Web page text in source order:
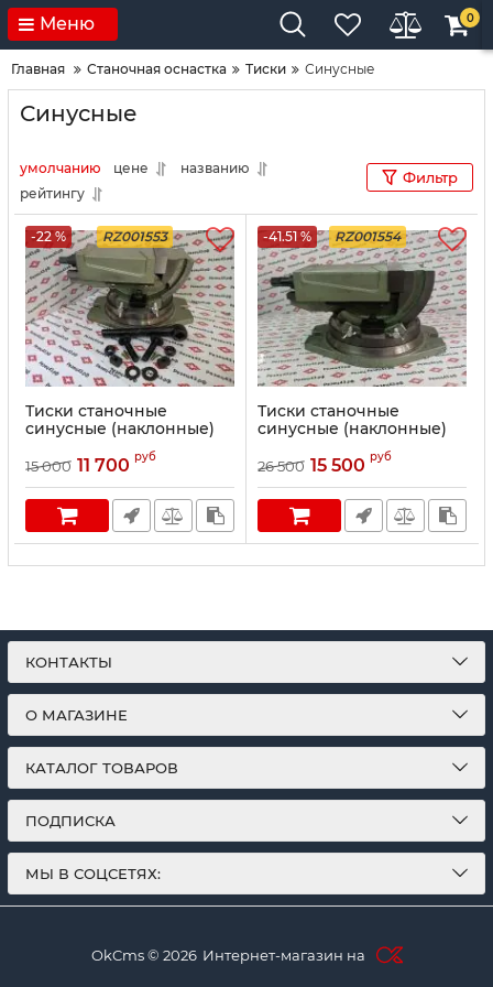
Меню 0
Главная Станочная оснастка Тиски Синусные
Синусные
умолчанию цене
названию
рейтингу
Фильтр
-22 % RZ001553
Тиски станочные
синусные (наклонные)
100 мм (QHK100)
15 000 11 700 руб
-41.51 % RZ001554
Тиски станочные
синусные (наклонные)
26 500 15 500 руб
КОНТАКТЫ
О МАГАЗИНЕ
КАТАЛОГ ТОВАРОВ
ПОДПИСКА
МЫ В СОЦСЕТЯХ:
OkCms © 2026 Интернет-магазин на